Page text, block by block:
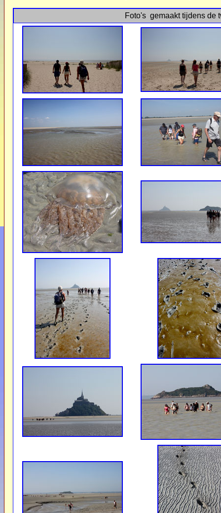
Foto's gemaakt tijdens de